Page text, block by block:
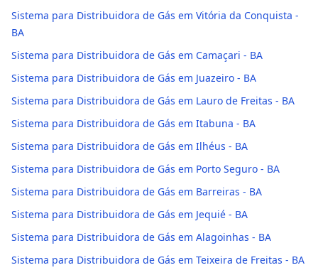
Sistema para Distribuidora de Gás em Vitória da Conquista -
BA
Sistema para Distribuidora de Gás em Camaçari - BA
Sistema para Distribuidora de Gás em Juazeiro - BA
Sistema para Distribuidora de Gás em Lauro de Freitas - BA
Sistema para Distribuidora de Gás em Itabuna - BA
Sistema para Distribuidora de Gás em Ilhéus - BA
Sistema para Distribuidora de Gás em Porto Seguro - BA
Sistema para Distribuidora de Gás em Barreiras - BA
Sistema para Distribuidora de Gás em Jequié - BA
Sistema para Distribuidora de Gás em Alagoinhas - BA
Sistema para Distribuidora de Gás em Teixeira de Freitas - BA